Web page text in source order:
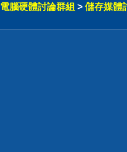
電腦硬體討論群組 > 儲存媒體